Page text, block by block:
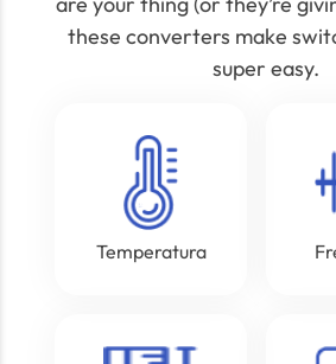
these converters make
super easy.
Temperatura